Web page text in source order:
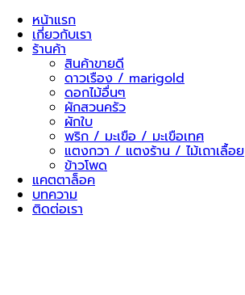
Skip
content
หน้าแรก
เกี่ยวกับเรา
ร้านค้า
สินค้าขายดี
ดาวเรือง / marigold
ดอกไม้อื่นๆ
ผักสวนครัว
ผักใบ
พริก / มะเขือ / มะเขือเทศ
แตงกวา / แตงร้าน / ไม้เถาเลื้อย
ข้าวโพด
แคตตาล็อค
บทความ
ติดต่อเรา